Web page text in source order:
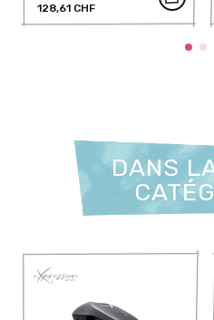
128,61 CHF
DANS